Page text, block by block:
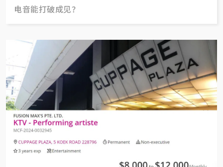
电音能打破成见？